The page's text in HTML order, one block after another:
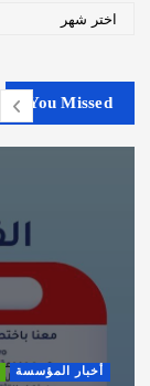
You Missed